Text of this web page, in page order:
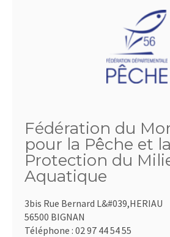
Fédération du
pour la Pêche et la
Protection du
Aquatique
3bis Rue Bernard L&#039,HERIAU
56500 BIGNAN
Téléphone : 02 97 44 54 55